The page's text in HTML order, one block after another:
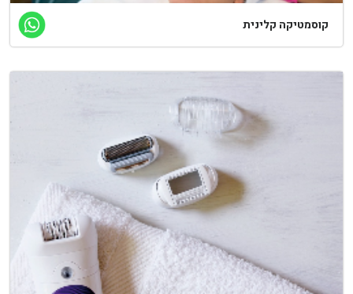
קוסמטיקה קלינית